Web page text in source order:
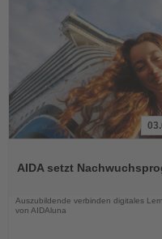
die
AIDA setzt
Auszubildende verbinden digitales
von AIDAluna